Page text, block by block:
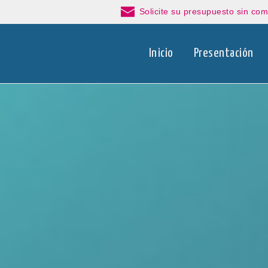
Solicite su presupuesto sin
Inicio Presentación